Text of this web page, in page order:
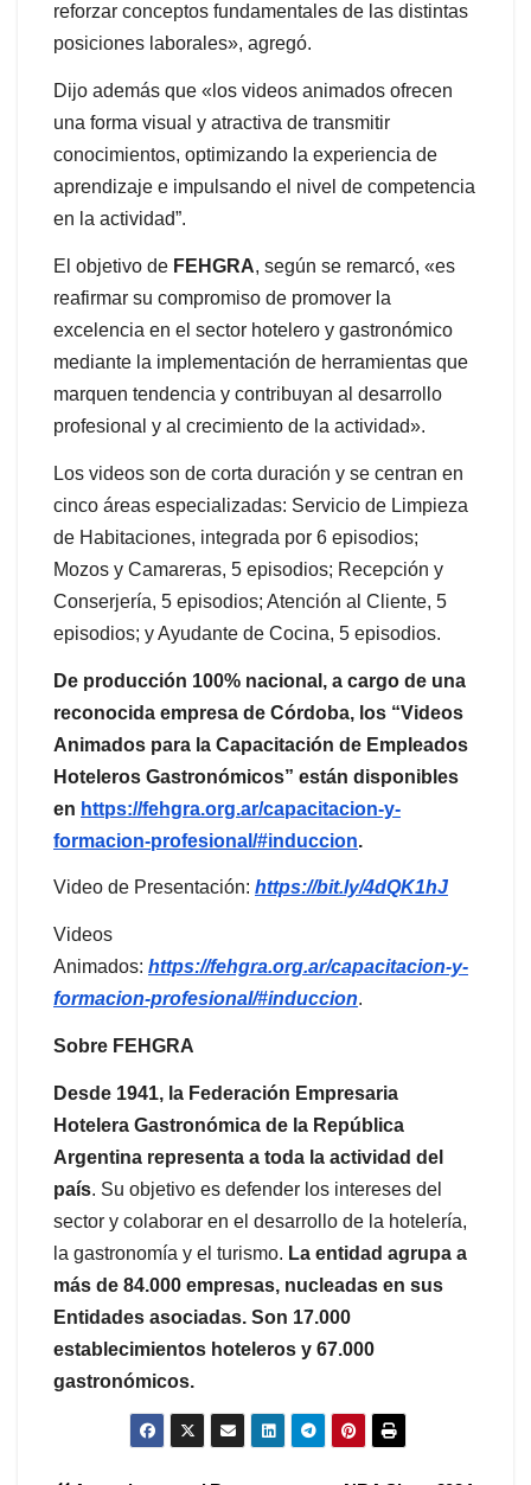
reforzar conceptos fundamentales de las distintas
posiciones laborales», agregó.
Dijo además que «los videos animados ofrecen
una forma visual y atractiva de transmitir
conocimientos, optimizando la experiencia de
aprendizaje e impulsando el nivel de competencia
en la actividad”.
El objetivo de FEHGRA, según se remarcó, «es
reafirmar su compromiso de promover la
excelencia en el sector hotelero y gastronómico
mediante la implementación de herramientas que
marquen tendencia y contribuyan al desarrollo
profesional y al crecimiento de la actividad».
Los videos son de corta duración y se centran en
cinco áreas especializadas: Servicio de Limpieza
de Habitaciones, integrada por 6 episodios;
Mozos y Camareras, 5 episodios; Recepción y
Conserjería, 5 episodios; Atención al Cliente, 5
episodios; y Ayudante de Cocina, 5 episodios.
De producción 100% nacional, a cargo de una
reconocida empresa de Córdoba, los “Videos
Animados para la Capacitación de Empleados
Hoteleros Gastronómicos” están disponibles
en https://fehgra.org.ar/capacitacion-y-
formacion-profesional/#induccion.
Video de Presentación: https://bit.ly/4dQK1hJ
Videos
Animados: https://fehgra.org.ar/capacitacion-y-
formacion-profesional/#induccion.
Sobre FEHGRA
Desde 1941, la Federación Empresaria
Hotelera Gastronómica de la República
Argentina representa a toda la actividad del
país. Su objetivo es defender los intereses del
sector y colaborar en el desarrollo de la hotelería,
la gastronomía y el turismo. La entidad agrupa a
más de 84.000 empresas, nucleadas en sus
Entidades asociadas. Son 17.000
establecimientos hoteleros y 67.000
gastronómicos.